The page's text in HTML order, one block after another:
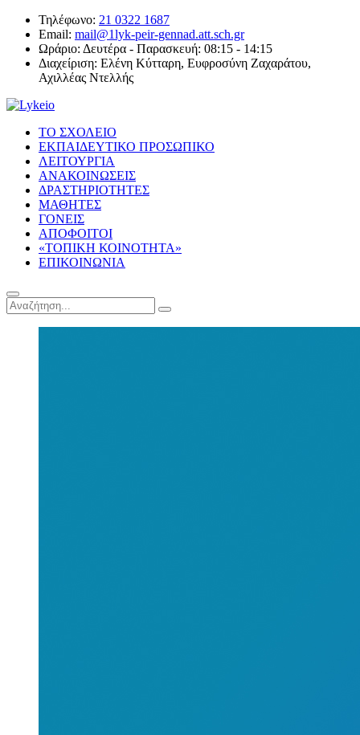
Τηλέφωνο: 21 0322 1687
Email: mail@1lyk-peir-gennad.att.sch.gr
Ωράριο: Δευτέρα - Παρασκευή: 08:15 - 14:15
Διαχείριση: Ελένη Κύτταρη, Ευφροσύνη Ζαχαράτου,
Αχιλλέας Ντελλής
ΤΟ ΣΧΟΛΕΙΟ
ΕΚΠΑΙΔΕΥΤΙΚΟ ΠΡΟΣΩΠΙΚΟ
ΛΕΙΤΟΥΡΓΙΑ
ΑΝΑΚΟΙΝΩΣΕΙΣ
ΔΡΑΣΤΗΡΙΟΤΗΤΕΣ
ΜΑΘΗΤΕΣ
ΓΟΝΕΙΣ
ΑΠΟΦΟΙΤΟΙ
«ΤΟΠΙΚΗ ΚΟΙΝΟΤΗΤΑ»
ΕΠΙΚΟΙΝΩΝΙΑ